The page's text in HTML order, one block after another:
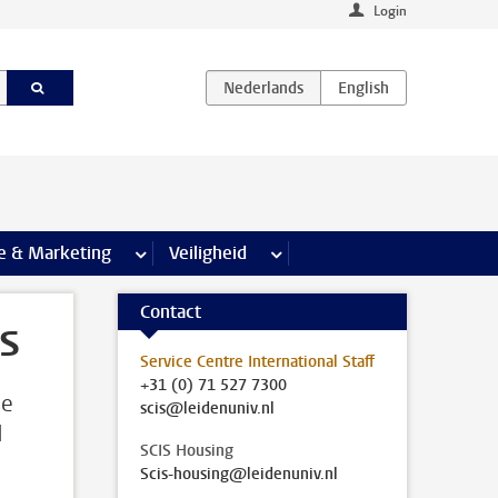
Login
& Marketing meer Communicatie & Marketing pagina’s
Veiligheid meer Veiligheid pagina’s
Contact
Service Centre International Staff
+31 (0) 71 527 7300
scis@leidenuniv.nl
SCIS Housing
Scis-housing@leidenuniv.nl